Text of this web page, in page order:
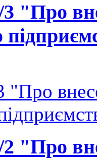
"Про
"Про